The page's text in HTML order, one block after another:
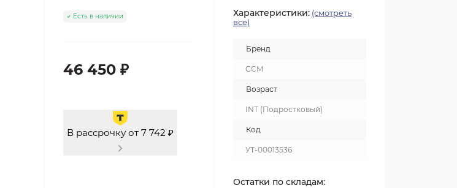
Есть в наличии
46 450 ₽
В рассрочку от 7 742 ₽
Характеристики: (смотреть
все)
Бренд
CCM
Возраст
INT (Подростковый)
Код
УТ-00013536
Остатки по складам: